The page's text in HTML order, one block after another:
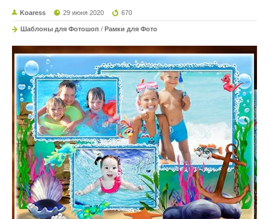
Koaress 29 июня 2020 670
Шаблоны для Фотошоп / Рамки для Фото